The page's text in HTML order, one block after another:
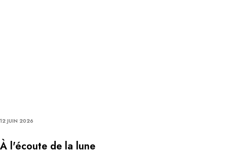
12 JUIN 2026
À l'écoute de la lune